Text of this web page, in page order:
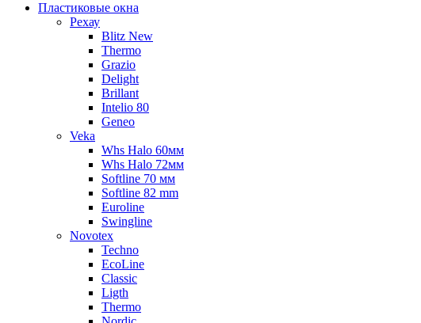
Пластиковые окна
Рехау
Blitz New
Thermo
Grazio
Delight
Brillant
Intelio 80
Geneo
Veka
Whs Halo 60мм
Whs Halo 72мм
Softline 70 мм
Softline 82 mm
Euroline
Swingline
Novotex
Techno
EcoLine
Classic
Ligth
Thermo